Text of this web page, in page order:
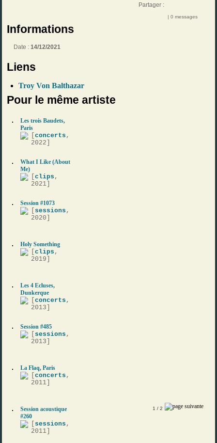
Partager :
| 0 messages
Informations
Date :14/12/2021
Liens
Troy Von Balthazar
Pour le même artiste
Les trois Baudets,
Paris
[concerts ,
2022]
What I Like (About
Me)
[clips ,
2021]
Session #1073
sessions ,
2020]
Holy Something
[clips ,
2019]
Les 4 Ecluses,
Dunkerque
[concerts ,
2013]
Session #485
sessions ,
2013]
La Flaq, Paris
[concerts ,
2011]
Session acoustique
#260
sessions ,
2011]
1 / 2